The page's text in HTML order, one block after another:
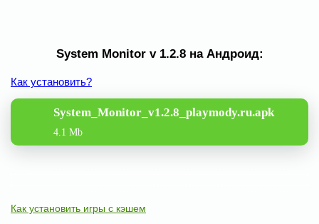
System Monitor v 1.2.8 на Андроид:
Как установить?
System_Monitor_v1.2.8_playmody.ru.apk
4.1 Mb
Как установить игры с кэшем